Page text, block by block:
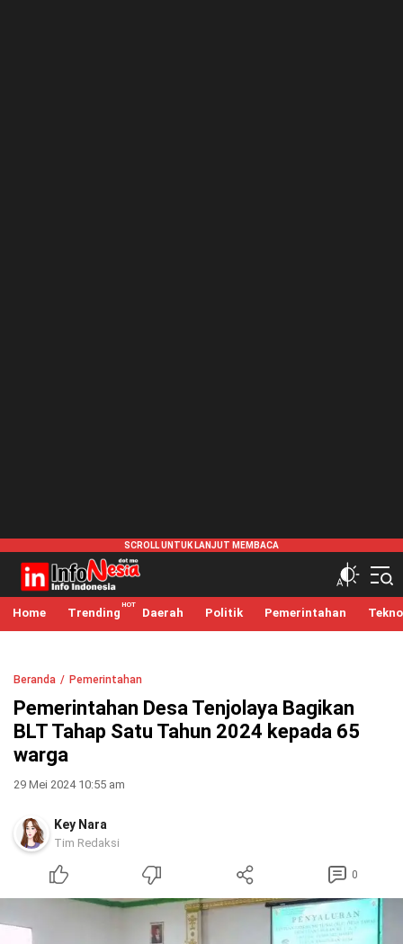
infonesia.me
Info Indonesia
Home Trending Daerah Politik Pemerintahan Tekno
Beranda Pemerintahan
Pemerintahan Desa Tenjolaya Bagikan
BLT Tahap Satu Tahun 2024 kepada 65
warga
29 Mei 2024 10:55 am
Key Nara
Tim Redaksi
0